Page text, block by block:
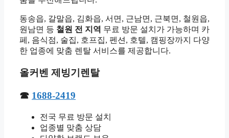
동송읍, 갈말읍, 김화읍, 서면, 근남면, 근북면, 철원읍,
원남면 등 철원 전 지역 무료 방문 설치가 가능하며 카
페, 음식점, 술집, 호프집, 펜션, 호텔, 캠핑장까지 다양
한 업종에 맞춤 렌탈 서비스를 제공합니다.
올커벤 제빙기렌탈
☎ 1688-2419
전국 무료 방문 설치
업종별 맞춤 상담